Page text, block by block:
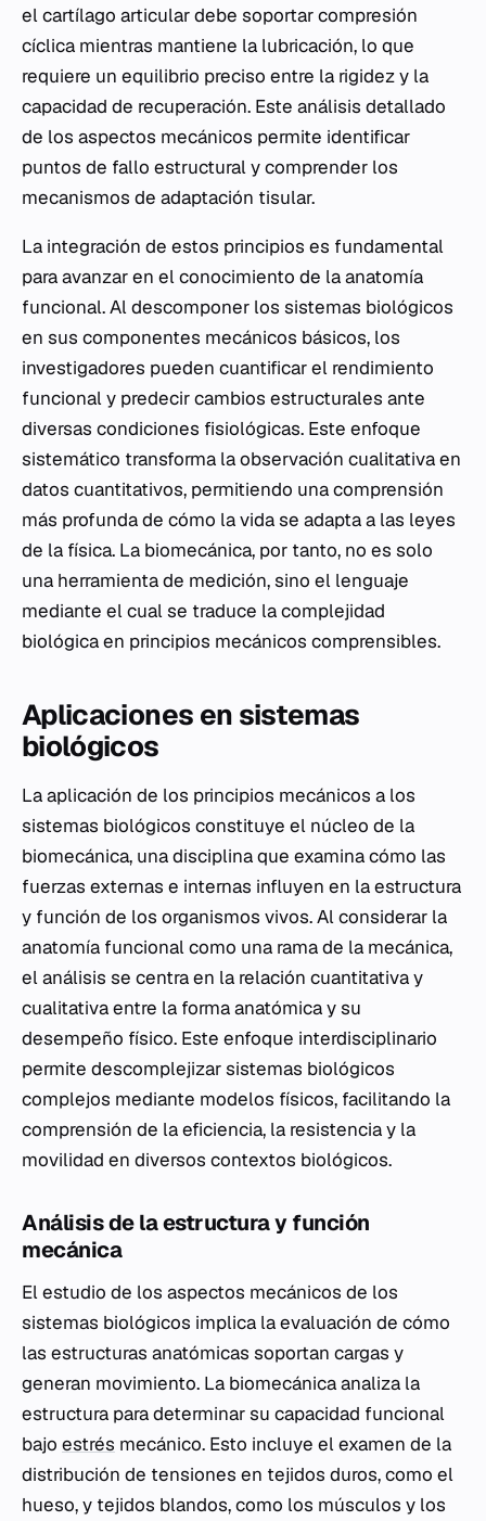
el cartílago articular debe soportar compresión
cíclica mientras mantiene la lubricación, lo que
requiere un equilibrio preciso entre la rigidez y la
capacidad de recuperación. Este análisis detallado
de los aspectos mecánicos permite identificar
puntos de fallo estructural y comprender los
mecanismos de adaptación tisular.
La integración de estos principios es fundamental
para avanzar en el conocimiento de la anatomía
funcional. Al descomponer los sistemas biológicos
en sus componentes mecánicos básicos, los
investigadores pueden cuantificar el rendimiento
funcional y predecir cambios estructurales ante
diversas condiciones fisiológicas. Este enfoque
sistemático transforma la observación cualitativa en
datos cuantitativos, permitiendo una comprensión
más profunda de cómo la vida se adapta a las leyes
de la física. La biomecánica, por tanto, no es solo
una herramienta de medición, sino el lenguaje
mediante el cual se traduce la complejidad
biológica en principios mecánicos comprensibles.
Aplicaciones en sistemas
biológicos
La aplicación de los principios mecánicos a los
sistemas biológicos constituye el núcleo de la
biomecánica, una disciplina que examina cómo las
fuerzas externas e internas influyen en la estructura
y función de los organismos vivos. Al considerar la
anatomía funcional como una rama de la mecánica,
el análisis se centra en la relación cuantitativa y
cualitativa entre la forma anatómica y su
desempeño físico. Este enfoque interdisciplinario
permite descomplejizar sistemas biológicos
complejos mediante modelos físicos, facilitando la
comprensión de la eficiencia, la resistencia y la
movilidad en diversos contextos biológicos.
Análisis de la estructura y función
mecánica
El estudio de los aspectos mecánicos de los
sistemas biológicos implica la evaluación de cómo
las estructuras anatómicas soportan cargas y
generan movimiento. La biomecánica analiza la
estructura para determinar su capacidad funcional
bajo estrés mecánico. Esto incluye el examen de la
distribución de tensiones en tejidos duros, como el
hueso, y tejidos blandos, como los músculos y los